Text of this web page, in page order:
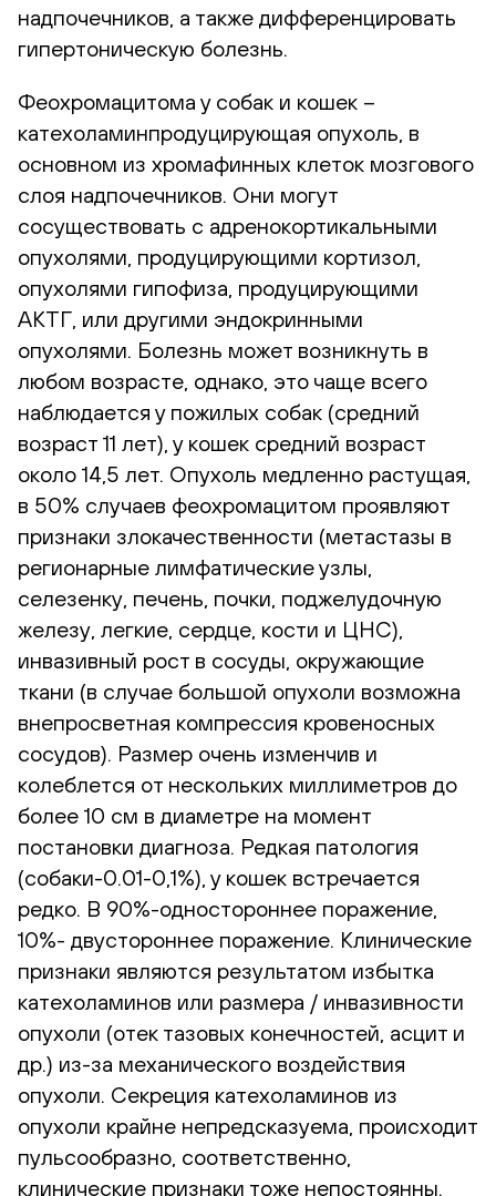
надпочечников, а также дифференцировать
гипертоническую болезнь.
Феохромацитома у собак и кошек –
катехоламинпродуцирующая опухоль, в
основном из хромафинных клеток мозгового
слоя надпочечников. Они могут
сосуществовать с адренокортикальными
опухолями, продуцирующими кортизол,
опухолями гипофиза, продуцирующими
АКТГ, или другими эндокринными
опухолями. Болезнь может возникнуть в
любом возрасте, однако, это чаще всего
наблюдается у пожилых собак (средний
возраст 11 лет), у кошек средний возраст
около 14,5 лет. Опухоль медленно растущая,
в 50% случаев феохромацитом проявляют
признаки злокачественности (метастазы в
регионарные лимфатические узлы,
селезенку, печень, почки, поджелудочную
железу, легкие, сердце, кости и ЦНС),
инвазивный рост в сосуды, окружающие
ткани (в случае большой опухоли возможна
внепросветная компрессия кровеносных
сосудов). Размер очень изменчив и
колеблется от нескольких миллиметров до
более 10 см в диаметре на момент
постановки диагноза. Редкая патология
(собаки-0.01-0,1%), у кошек встречается
редко. В 90%-одностороннее поражение,
10%- двустороннее поражение. Клинические
признаки являются результатом избытка
катехоламинов или размера / инвазивности
опухоли (отек тазовых конечностей, асцит и
др.) из-за механического воздействия
опухоли. Секреция катехоламинов из
опухоли крайне непредсказуема, происходит
пульсообразно, соответственно,
клинические признаки тоже непостоянны.